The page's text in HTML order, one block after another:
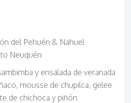
del Pehuén & Nahuel
Neuquén
y ensalada de veranada
mousse de chupilca, gelee
de chichoca y piñón